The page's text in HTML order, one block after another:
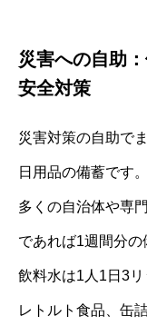
災害への自助
安全対策
災害対策の自助で
日用品の備蓄です。
多くの自治体や専
であれば1週間分の
飲料水は1人1日3リ
レトルト食品、缶